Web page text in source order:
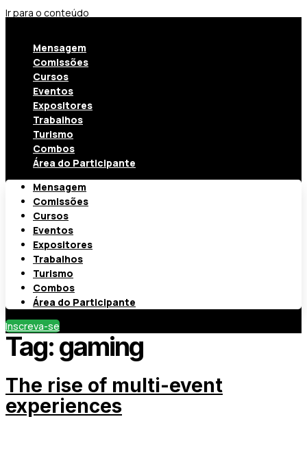
Ir para o conteúdo
Mensagem
Comissões
Cursos
Eventos
Expositores
Trabalhos
Turismo
Combos
Área do Participante
Mensagem
Comissões
Cursos
Eventos
Expositores
Trabalhos
Turismo
Combos
Área do Participante
Inscreva-se
Tag:gaming
The rise of multi-event
experiences